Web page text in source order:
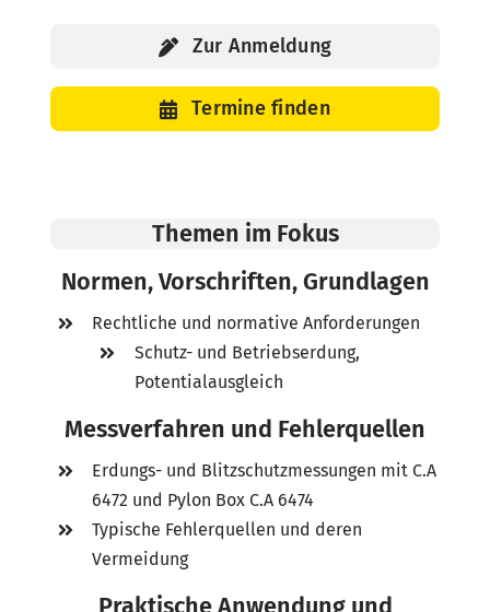
Zur Anmeldung
Termine finden
Themen im Fokus
Normen, Vorschriften, Grundlagen
Rechtliche und normative Anforderungen
Schutz- und Betriebserdung,
Potentialausgleich
Messverfahren und Fehlerquellen
Erdungs- und Blitzschutzmessungen mit C.A
6472 und Pylon Box C.A 6474
Typische Fehlerquellen und deren
Vermeidung